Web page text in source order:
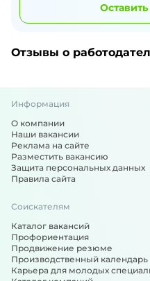
Отзывы о
Информация
О компании
Наши вакансии
Реклама на сайте
Разместить вакансию
Защита персональных данных
Правила сайта
Соискателям
Каталог вакансий
Профориентация
Продвижение резюме
Производственный календарь
Карьера для молодых